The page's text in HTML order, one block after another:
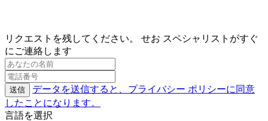
リクエストを残してください。 せお スペシャリストがすぐ
にご連絡します
送信
データを送信すると、プライバシー ポリシーに同意
したことになります。
言語を選択